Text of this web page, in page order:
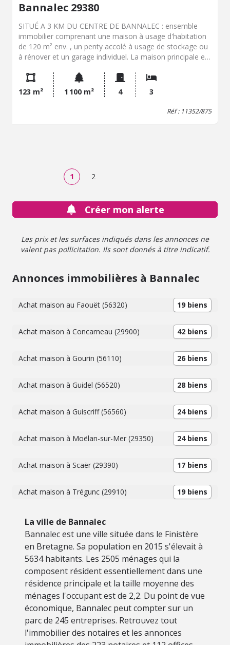
Bannalec 29380
SITUÉ A 3 KM DU CENTRE DE BANNALEC : ensemble
immobilier comprenant une maison à usage d'habitation
de 120 m² env. , un penty accolé à usage de stockage ou
à rénover et un garage individuel. La maison principale est
d'avancement des travaux. Elle comprend au RDC :
entrée, salon-séjour, WC; A l'étage : couloir, trois
chambres, SDE et WC. Possibilité de racheter en
supplément et à un prix réduit tous les matériaux
123 m² 1 100 m² 4 3
Réf : 11352/875
1 2
Créer mon alerte
Les prix et les surfaces indiqués dans les annonces ne
valent pas pollicitation. Ils sont donnés à titre indicatif.
Annonces immobilières à Bannalec
Achat maison au Faouët (56320) 19 biens
Achat maison à Concarneau (29900) 42 biens
Achat maison à Gourin (56110) 26 biens
Achat maison à Guidel (56520) 28 biens
Achat maison à Guiscriff (56560) 24 biens
Achat maison à Moëlan-sur-Mer (29350) 24 biens
Achat maison à Scaër (29390) 17 biens
Achat maison à Trégunc (29910) 19 biens
La ville de Bannalec
Bannalec est une ville située dans le Finistère
en Bretagne. Sa population en 2015 s'élevait à
5634 habitants. Les 2505 ménages qui la
composent résident essentiellement dans une
résidence principale et la taille moyenne des
ménages l'occupant est de 2,2. Du point de vue
économique, Bannalec peut compter sur un
parc de 245 entreprises. Retrouvez tout
l'immobilier des notaires et les annonces